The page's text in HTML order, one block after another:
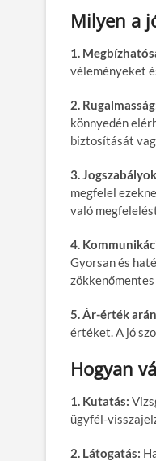
Milyen a
1.
véleményeket
2.
könnyedén
biztosítását
3.
megfelel
való
4.
Gyorsan és
5. Ár-érték
értéket. A jó
Hogyan
1. Kutatás:
ügyfél-
2. Látogatás: